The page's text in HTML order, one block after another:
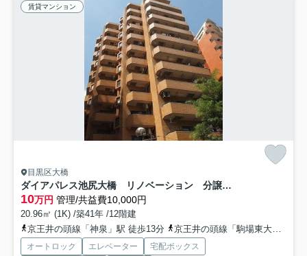
賃貸マンション
目黒区大橋
ダイアパレス池尻大橋 リノベーション 分譲賃貸 オートロック
10万円 管理/共益費10,000円
20.96㎡ (1K) /築41年 /12階建
京王井の頭線「神泉」駅 徒歩13分
京王井の頭線「駒場東大前」駅 徒歩14分
オートロック エレベーター
宅配ボックス